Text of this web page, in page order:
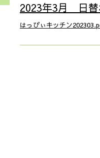
2023年3月 日替
はっぴぃキッチン